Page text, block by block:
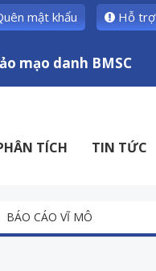
mật khẩu Hỗ trợ
danh BMSC
TÍCH TIN TỨC
BÁO CÁO VĨ MÔ